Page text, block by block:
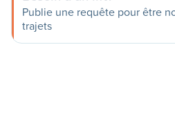
Publie une requête pour être
trajets